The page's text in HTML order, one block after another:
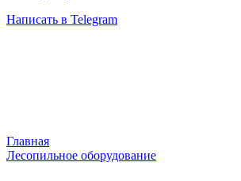
Написать в Telegram
Главная
Лесопильное оборудование